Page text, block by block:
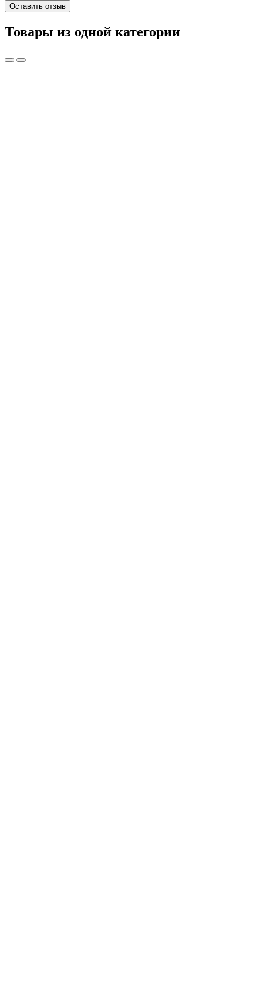
Оставить отзыв
Товары из одной категории